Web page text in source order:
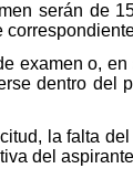
serán de
examen o,
dentro del
la falta
del